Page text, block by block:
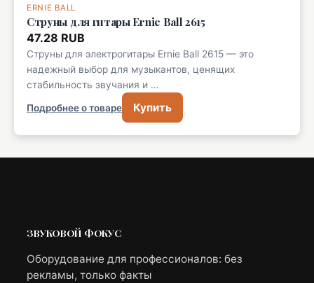
ERNIE BALL
Струны для гитары Ernie Ball 2615
47.28 RUB
Струны для электрогитары Ernie Ball 2615 — это
надежный выбор для музыкантов, ценящих
стабильность звучания и …
Подробнее о товаре Купить
ЗВУКОВОЙ ФОКУС
Оборудование для профессионалов: без
рекламы, только факты